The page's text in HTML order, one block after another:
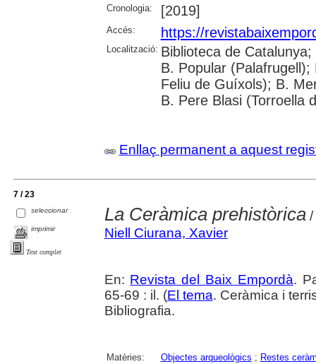
Cronologia: [2019]
Accés: https://
Localització: Biblioteca de
B. Popular
Feliu de Guíxols); B.
B. Pere Blasi (Torroella
Enllaç permanent a aquest
7 / 23
seleccionar
imprimir
Text complet
La Ceràmica prehistòrica/
Niell Ciurana, Xavier
En: Revista del Baix Empordà.
65-69 : il. (El tema. Ceràmica i
Bibliografia.
Matèries: Objectes arqueològics ; Restes